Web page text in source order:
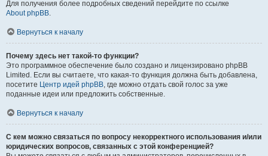
Для получения более подробных сведений перейдите по ссылке
About phpBB.
Вернуться к началу
Почему здесь нет такой-то функции?
Это программное обеспечение было создано и лицензировано phpBB
Limited. Если вы считаете, что какая-то функция должна быть добавлена,
посетите Центр идей phpBB, где можно отдать свой голос за уже
поданные идеи или предложить собственные.
Вернуться к началу
С кем можно связаться по вопросу некорректного использования и/или
юридических вопросов, связанных с этой конференцией?